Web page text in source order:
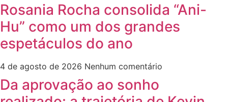
Rosania Rocha consolida “Ani-
Hu” como um dos grandes
espetáculos do ano
4 de agosto de 2026 Nenhum comentário
Da aprovação ao sonho